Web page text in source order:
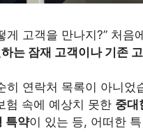
게 고객을 만나지?” 처
는 잠재 고객이나 기존
히 연락처 목록이 아니
험 속에 예상치 못한 중대
특약이 있는 등, 어떠한